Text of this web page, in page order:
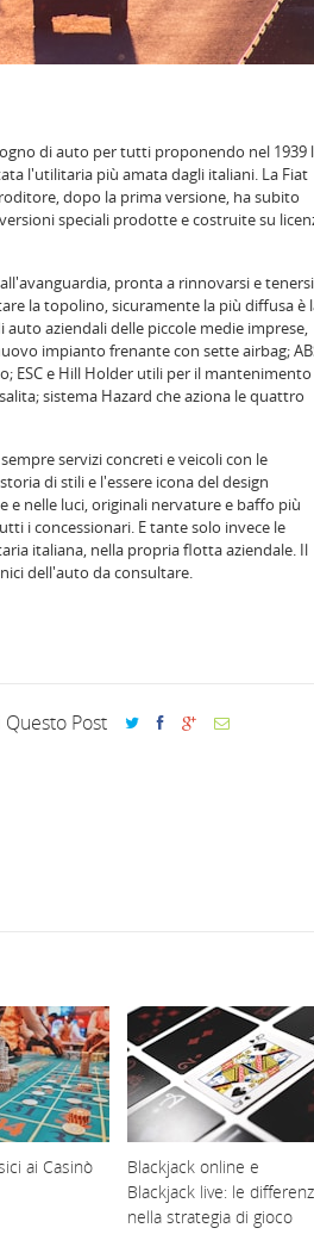
di auto per tutti proponendo nel 1939
l'utilitaria più amata dagli italiani. La Fiat
dopo la prima versione, ha subito
speciali prodotte e costruite su
pronta a rinnovarsi e
la topolino, sicuramente la più diffusa è
aziendali delle piccole medie imprese,
impianto frenante con sette airbag;
ESC e Hill Holder utili per il mantenimento
sistema Hazard che aziona le quattro
servizi concreti e veicoli con le
di stili e l'essere icona del design
e nelle luci, originali nervature e baffo più
i concessionari. E tante solo invece le
italiana, nella propria flotta aziendale. Il
dell'auto da consultare.
Post
ai Casinò
Blackjack online e
Blackjack live: le
nella strategia di gioco